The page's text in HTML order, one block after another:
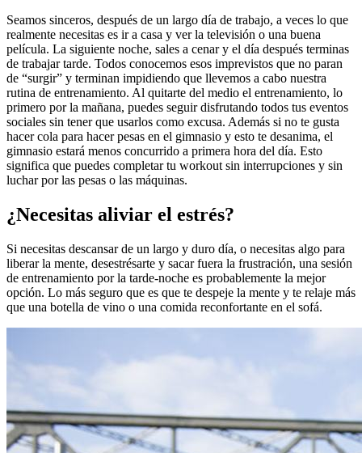
Seamos sinceros, después de un largo día de trabajo, a veces lo que
realmente necesitas es ir a casa y ver la televisión o una buena
película. La siguiente noche, sales a cenar y el día después terminas
de trabajar tarde. Todos conocemos esos imprevistos que no paran
de “surgir” y terminan impidiendo que llevemos a cabo nuestra
rutina de entrenamiento. Al quitarte del medio el entrenamiento, lo
primero por la mañana, puedes seguir disfrutando todos tus eventos
sociales sin tener que usarlos como excusa. Además si no te gusta
hacer cola para hacer pesas en el gimnasio y esto te desanima, el
gimnasio estará menos concurrido a primera hora del día. Esto
significa que puedes completar tu workout sin interrupciones y sin
luchar por las pesas o las máquinas.
¿Necesitas aliviar el estrés?
Si necesitas descansar de un largo y duro día, o necesitas algo para
liberar la mente, desestrésarte y sacar fuera la frustración, una sesión
de entrenamiento por la tarde-noche es probablemente la mejor
opción. Lo más seguro que es que te despeje la mente y te relaje más
que una botella de vino o una comida reconfortante en el sofá.